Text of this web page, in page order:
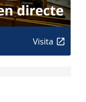
Visita